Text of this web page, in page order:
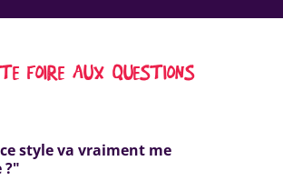
FOIRE AUX QUESTIONS
style va vraiment me
?"